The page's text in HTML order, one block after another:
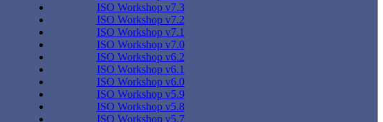
ISO Workshop v7.3
ISO Workshop v7.2
ISO Workshop v7.1
ISO Workshop v7.0
ISO Workshop v6.2
ISO Workshop v6.1
ISO Workshop v6.0
ISO Workshop v5.9
ISO Workshop v5.8
ISO Workshop v5.7